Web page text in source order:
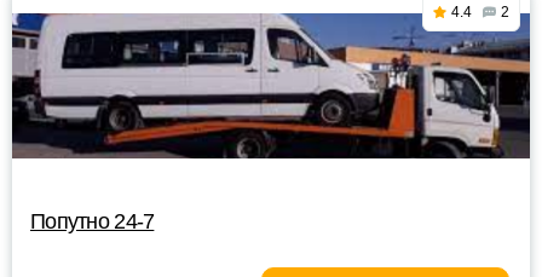
4.4 2
Попутно 24-7